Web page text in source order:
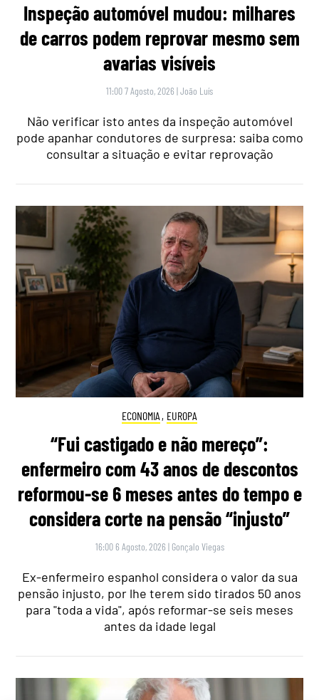
Inspeção automóvel mudou: milhares
de carros podem reprovar mesmo sem
avarias visíveis
11:00 7 Agosto, 2026 |João Luís
Não verificar isto antes da inspeção automóvel
pode apanhar condutores de surpresa: saiba como
consultar a situação e evitar reprovação
ECONOMIA , EUROPA
“Fui castigado e não mereço”:
enfermeiro com 43 anos de descontos
reformou-se 6 meses antes do tempo e
considera corte na pensão “injusto”
16:00 6 Agosto, 2026 | Gonçalo Viegas
Ex-enfermeiro espanhol considera o valor da sua
pensão injusto, por lhe terem sido tirados 50 anos
para "toda a vida", após reformar-se seis meses
antes da idade legal